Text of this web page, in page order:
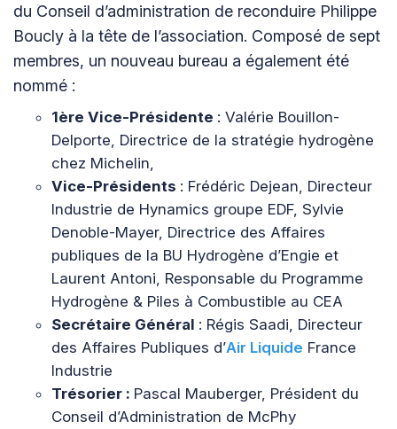
du Conseil d’administration de reconduire Philippe
Boucly à la tête de l’association. Composé de sept
membres, un nouveau bureau a également été
nommé :
1ère Vice-Présidente : Valérie Bouillon-
Delporte, Directrice de la stratégie hydrogène
chez Michelin,
Vice-Présidents : Frédéric Dejean, Directeur
Industrie de Hynamics groupe EDF, Sylvie
Denoble-Mayer, Directrice des Affaires
publiques de la BU Hydrogène d’Engie et
Laurent Antoni, Responsable du Programme
Hydrogène & Piles à Combustible au CEA
Secrétaire Général : Régis Saadi, Directeur
des Affaires Publiques d’Air Liquide France
Industrie
Trésorier : Pascal Mauberger, Président du
Conseil d’Administration de McPhy